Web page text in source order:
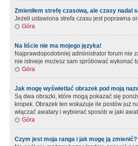
Zmieniłem strefę czasową, ale czasy nadal
Jeżeli ustawiona strefa czasu jest poprawna
Góra
Na liście nie ma mojego języka!
Najprawdopodobniej administrator forum nie
nie istnieje możesz sam spróbować wykonać
Góra
Jak mogę wyświetlać obrazek pod moją
Są dwa obrazki, które mogą pokazać się
kropek. Obrazek ten wskazuje ile postów już
włączać awatary i wybierać sposób w jaki
Góra
Czym jest moja ranga i jak mogę ją zmienić?